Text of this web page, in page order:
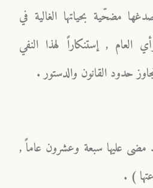
مضحّية بحياتها الغالية في
العام , إستنكاراً لهذا النفي
حدود القانون والدستور .
مضى عليها سبعة وعشرون عاماً ,
) .